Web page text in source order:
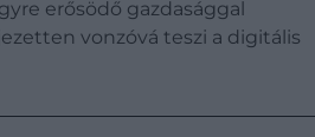
erősödő gazdasággal
vonzóvá teszi a digitális